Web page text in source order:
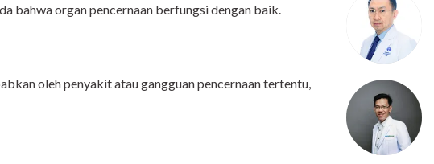
bahwa organ pencernaan berfungsi dengan baik.
oleh penyakit atau gangguan pencernaan tertentu,